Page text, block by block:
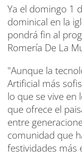
Ya el domingo 1
dominical en la
pondrá fin al
Romería De La
"Aunque la
Artificial más
lo que se vive en
que ofrece el
entre
comunidad que
festividades más